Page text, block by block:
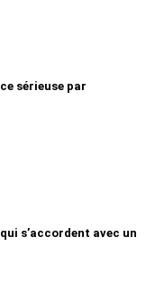
sérieuse par
s’accordent avec un